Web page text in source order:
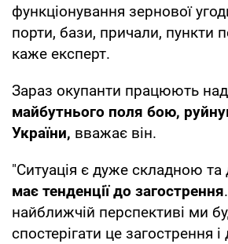
функціонування зернової
порти, бази, причали, пункти
каже експерт.
Зараз окупанти працюють
майбутнього поля бою,
України, вважає він.
"Ситуація є дуже складною
має тенденції до загострення
найближчій перспективі ми
спостерігати це загострення